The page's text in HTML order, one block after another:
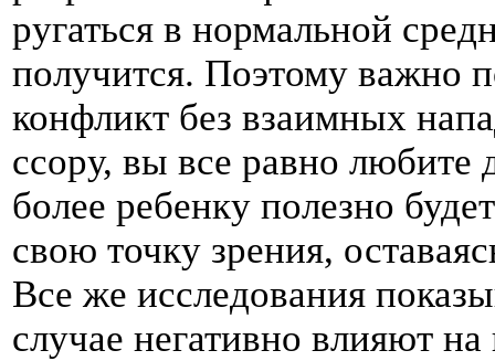
ругаться в нормальной
получится. Поэтому важно
конфликт без взаимных
ссору, вы все равно любите
более ребенку полезно
свою точку зрения,
Все же исследования
случае негативно влияют